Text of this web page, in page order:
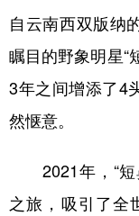
公益
文化产业
自云南西双版纳
瞩目的野象明星“
3年之间增添了4
然惬意。
2021年，“短
之旅，吸引了全